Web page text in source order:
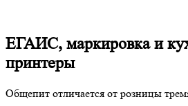
ЕГАИС, маркировка и
принтеры
Общепит отличается от розницы